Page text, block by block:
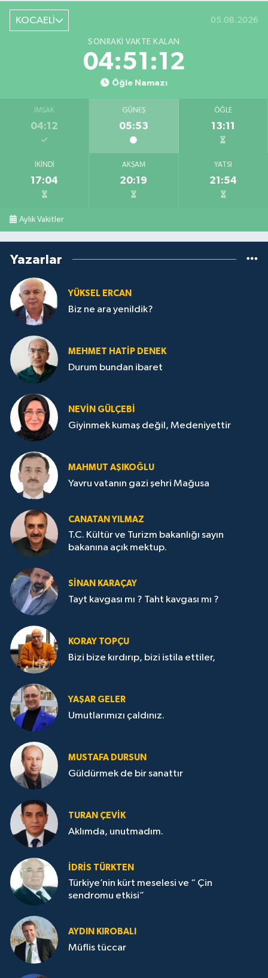
KOCAELİ 05.08.2026
SONRAKI VAKTE KALAN
04:51:11
Öğle Namazı
İMSAK
04:12
GÜNEŞ
05:53
ÖĞLE
13:11
İKINDI
17:04
AKŞAM
20:19
YATSI
21:54
Aylık Vakitler
Yazarlar
YÜKSEL ERCAN
Biz ne ara yenildik?
MEHMET HATİP DENEK
Durum bundan ibaret
NEVİN GÜLÇEBİ
Giyinmek kumaş değil, Medeniyettir
MAHMUT AŞIKOĞLU
Yavru vatanın gazi şehri Mağusa
CANATAN YILMAZ
T.C. Kültür ve Turizm bakanlığı sayın
bakanına açık mektup.
SİNAN KARAÇAY
Tayt kavgası mı ? Taht kavgası mı ?
KORAY TOPÇU
Bizi bize kırdırıp, bizi istila ettiler,
YAŞAR GELER
Umutlarımızı çaldınız.
MUSTAFA DURSUN
Güldürmek de bir sanattır
TURAN ÇEVİK
Aklımda, unutmadım.
İDRİS TÜRKTEN
Türkiye’nin kürt meselesi ve “ Çin
sendromu etkisi”
AYDIN KIROBALI
Müflis tüccar